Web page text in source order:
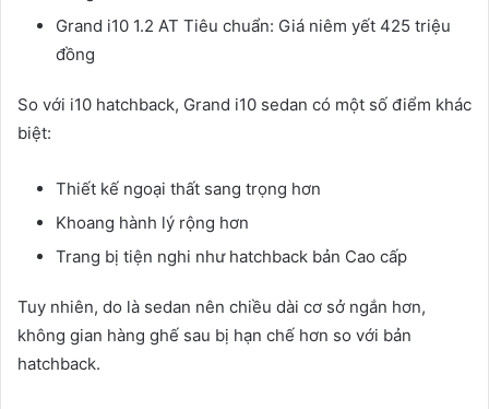
Grand i10 1.2 AT Tiêu chuẩn: Giá niêm yết 425 triệu
đồng
So với i10 hatchback, Grand i10 sedan có một số điểm khác
biệt:
Thiết kế ngoại thất sang trọng hơn
Khoang hành lý rộng hơn
Trang bị tiện nghi như hatchback bản Cao cấp
Tuy nhiên, do là sedan nên chiều dài cơ sở ngắn hơn,
không gian hàng ghế sau bị hạn chế hơn so với bản
hatchback.